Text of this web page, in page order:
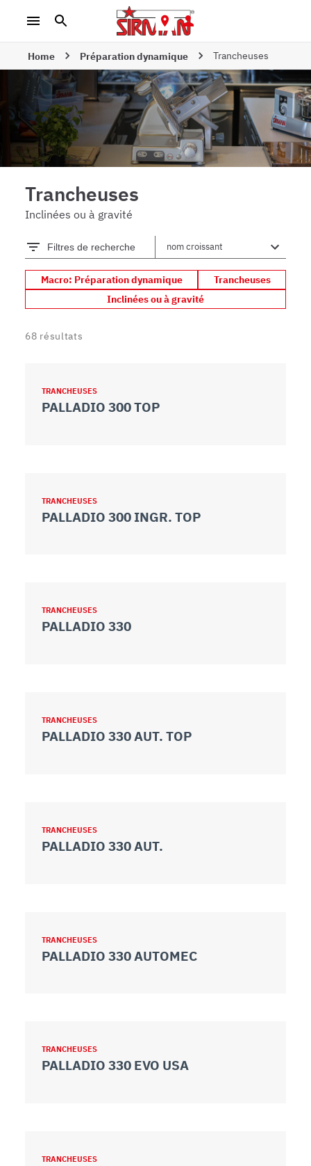
Home Préparation dynamique Trancheuses
Trancheuses
Inclinées ou à gravité
Filtres de recherche
Macro: Préparation dynamique
Trancheuses
Inclinées ou à gravité
68 résultats
TRANCHEUSES
PALLADIO 300 TOP
TRANCHEUSES
PALLADIO 300 INGR. TOP
TRANCHEUSES
PALLADIO 330
TRANCHEUSES
PALLADIO 330 AUT. TOP
TRANCHEUSES
PALLADIO 330 AUT.
TRANCHEUSES
PALLADIO 330 AUTOMEC
TRANCHEUSES
PALLADIO 330 EVO USA
TRANCHEUSES